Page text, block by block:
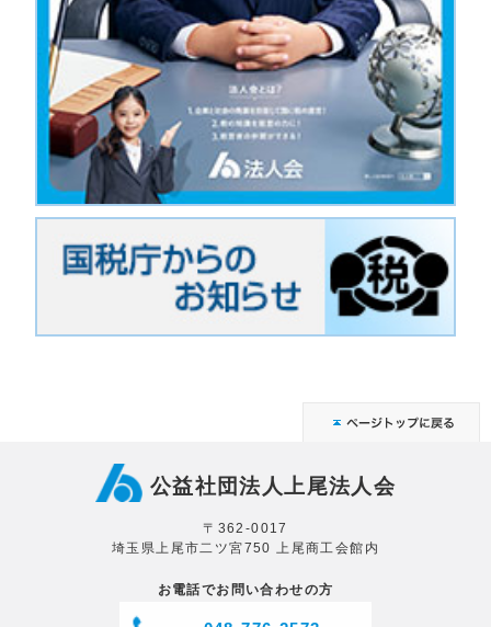
公益社団法人上尾法人会
〒362-0017
埼玉県上尾市二ツ宮750 上尾商工会館内
お電話でお問い合わせの方